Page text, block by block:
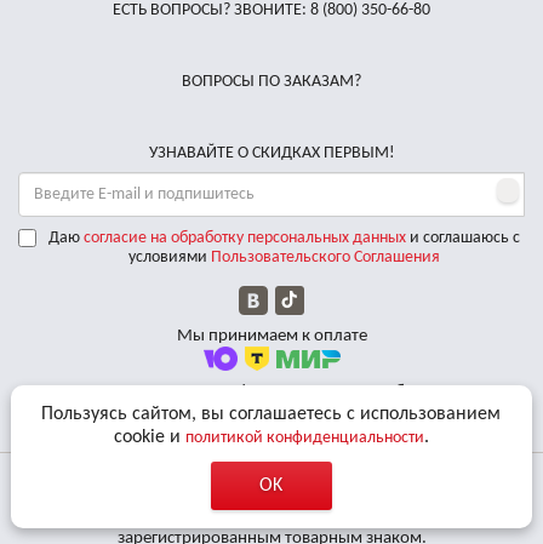
ЕСТЬ ВОПРОСЫ? ЗВОНИТЕ: 8 (800) 350-66-80
ВОПРОСЫ ПО ЗАКАЗАМ?
УЗНАВАЙТЕ О СКИДКАХ ПЕРВЫМ!
Даю согласие на обработку персональных данныхи соглашаюсь с
условиями Пользовательского Соглашения
Мы принимаем к оплате
© 2011 - 2026 Все права защищены. «BBalance» является
зарегистрированным товарным знаком.
Пользуясь сайтом, вы соглашаетесь с использованием
cookie и политикой конфиденциальности.
OK